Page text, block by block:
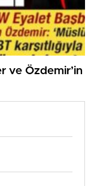
ve Özdemir’in